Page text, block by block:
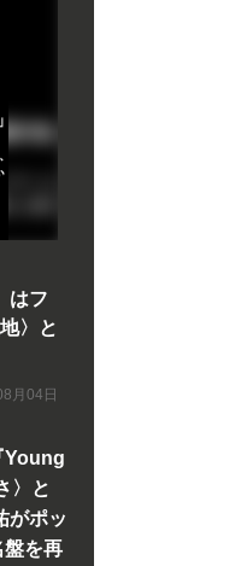
はフ
〉と
月04日
Young
〉と
がポッ
盤を再